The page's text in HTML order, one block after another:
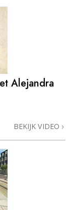
Alejandra
BEKIJK VIDEO